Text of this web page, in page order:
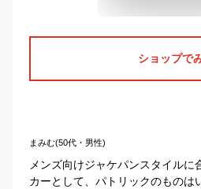
ショップで
まみむ(50代・男性)
メンズ向けジャケパンスタイルに
カーとして、パトリックのもの